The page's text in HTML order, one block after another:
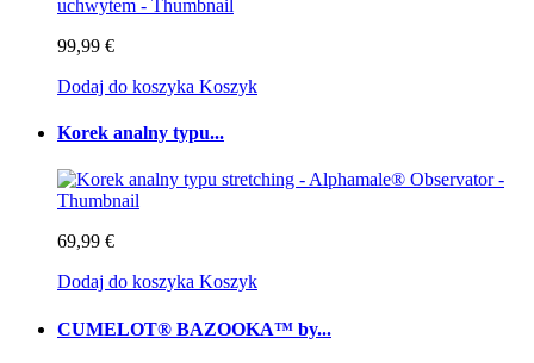
99,99 €
Dodaj do koszyka Koszyk
Korek analny typu...
69,99 €
Dodaj do koszyka Koszyk
CUMELOT® BAZOOKA™ by...